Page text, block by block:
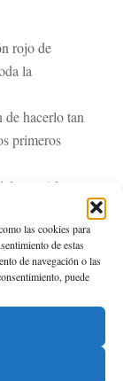
las cookies para
de estas
de navegación o las
puede
rojo de
la
de hacerlo tan
primeros
para (el
ayudado a
sin
por culpa
en los
por